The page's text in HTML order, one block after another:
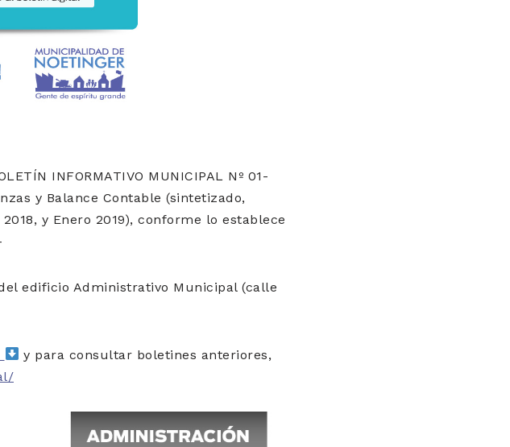
INFORMATIVO MUNICIPAL Nº 01-
y Balance Contable (sintetizado,
y Enero 2019), conforme lo establece
edificio Administrativo Municipal (calle
y para consultar boletines anteriores,